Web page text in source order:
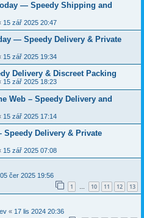
— Speedy Shipping and
15 zář 2025 20:47
— Speedy Delivery & Private
15 zář 2025 19:34
Delivery & Discreet Packing
15 zář 2025 18:23
Web – Speedy Delivery and
15 zář 2025 17:14
Speedy Delivery & Private
15 zář 2025 07:08
05 čer 2025 19:56
1 … 10 11 12 13
« 17 lis 2024 20:36